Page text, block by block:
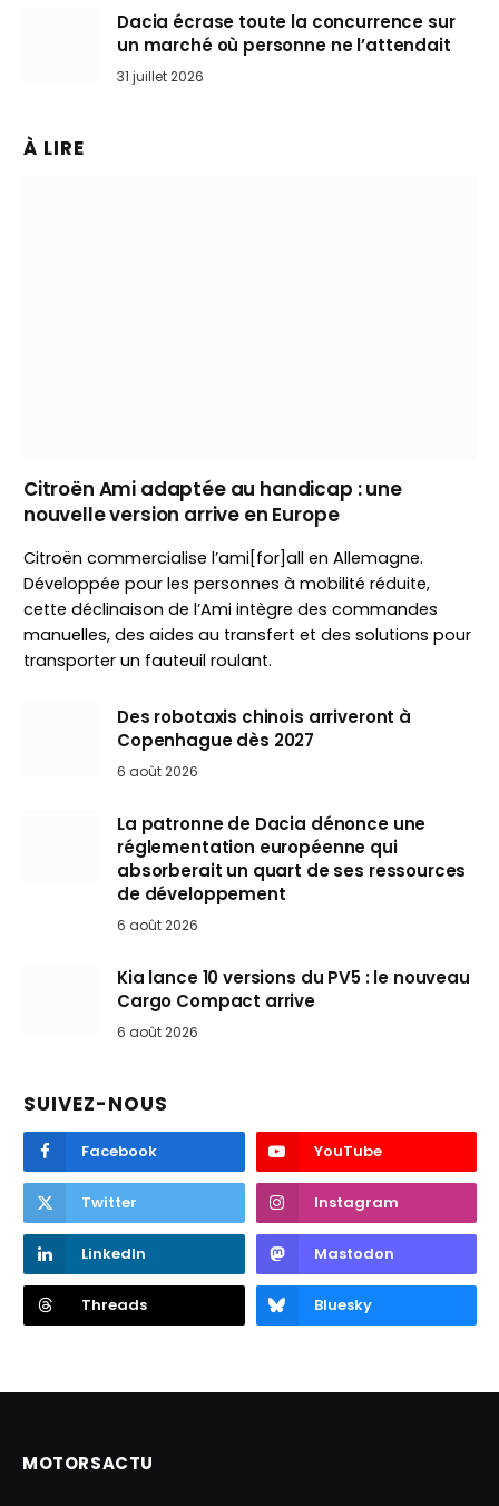
Dacia écrase toute la concurrence sur
un marché où personne ne l’attendait
31 juillet 2026
À LIRE
Citroën Ami adaptée au handicap : une
nouvelle version arrive en Europe
Citroën commercialise l’ami[for]all en Allemagne.
Développée pour les personnes à mobilité réduite,
cette déclinaison de l’Ami intègre des commandes
manuelles, des aides au transfert et des solutions pour
transporter un fauteuil roulant.
Des robotaxis chinois arriveront à
Copenhague dès 2027
6 août 2026
La patronne de Dacia dénonce une
réglementation européenne qui
absorberait un quart de ses ressources
de développement
6 août 2026
Kia lance 10 versions du PV5 : le nouveau
Cargo Compact arrive
6 août 2026
SUIVEZ-NOUS
Facebook YouTube
Twitter Instagram
LinkedIn Mastodon
Threads Bluesky
MOTORSACTU